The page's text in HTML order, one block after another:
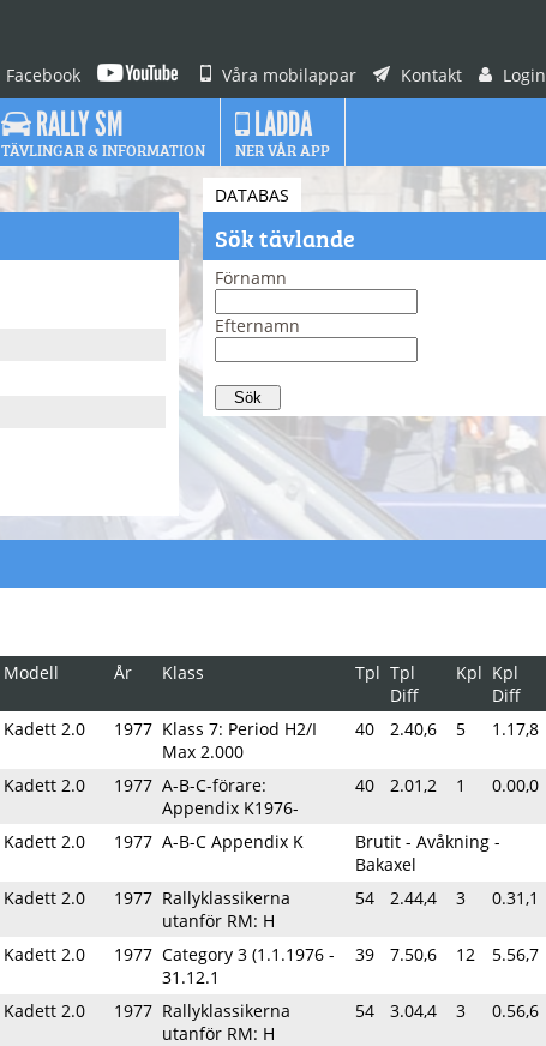
Facebook Våra mobilappar Kontakt Login
RALLY SM
TÄVLINGAR & INFORMATION
LADDA
NER VÅR APP
DATABAS
Sök tävlande
Förnamn
Efternamn
Modell År Klass Tpl Tpl
Diff
Kpl Kpl
Diff
Kadett 2.0 1977 Klass 7: Period H2/I
Max 2.000
40 2.40,6 5 1.17,8
Kadett 2.0 1977 A-B-C-förare:
Appendix K1976-
40 2.01,2 1 0.00,0
Kadett 2.0 1977 A-B-C Appendix K
Brutit - Avåkning -
Bakaxel
Kadett 2.0 1977 Rallyklassikerna
utanför RM: H
54 2.44,4 3 0.31,1
Kadett 2.0 1977 Category 3 (1.1.1976 -
31.12.1
39 7.50,6 12 5.56,7
Kadett 2.0 1977 Rallyklassikerna
utanför RM: H
54 3.04,4 3 0.56,6